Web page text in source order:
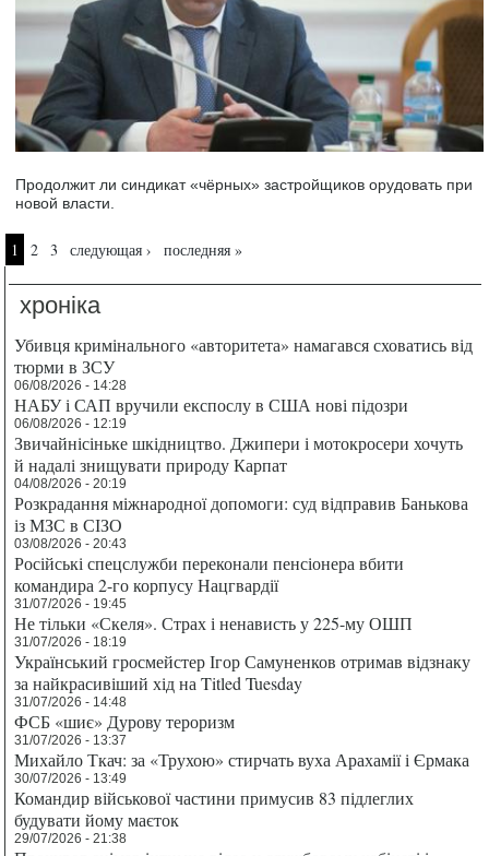
Продолжит ли синдикат «чёрных» застройщиков орудовать при
новой власти.
Страницы
1 2 3 следующая › последняя »
хроніка
Убивця кримінального «авторитета» намагався сховатись від
тюрми в ЗСУ
06/08/2026 - 14:28
НАБУ і САП вручили експослу в США нові підозри
06/08/2026 - 12:19
Звичайнісіньке шкідництво. Джипери і мотокросери хочуть
й надалі знищувати природу Карпат
04/08/2026 - 20:19
Розкрадання міжнародної допомоги: суд відправив Банькова
із МЗС в СІЗО
03/08/2026 - 20:43
Російські спецслужби переконали пенсіонера вбити
командира 2-го корпусу Нацгвардії
31/07/2026 - 19:45
Не тільки «Скеля». Страх і ненависть у 225-му ОШП
31/07/2026 - 18:19
Український гросмейстер Ігор Самуненков отримав відзнаку
за найкрасивіший хід на Titled Tuesday
31/07/2026 - 14:48
ФСБ «шиє» Дурову тероризм
31/07/2026 - 13:37
Михайло Ткач: за «Трухою» стирчать вуха Арахамії і Єрмака
30/07/2026 - 13:49
Командир військової частини примусив 83 підлеглих
будувати йому маєток
29/07/2026 - 21:38